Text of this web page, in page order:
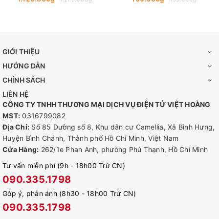
👉Tính năng đa dạng phù hợp cho nhiều nhu cầu: Bộ chuyển đổi
USB Wi-Fi Mini MW300UM cho phép bạn kết nối máy tính hoặc
laptop với mạng Wi-Fi tốc độ lên đến 300Mbps. Hơn nữa, với
tính năng Soft AP, có thể chuyển máy tính hoặc laptop thành
điểm phát sóng Wi-Fi nếu bạn đang sử dụng thiết bị dây sẵn.
Đáp ứng nhu cầu lướt web của bạn.
👉Thiết kế di động giúp thuận tiện hơn: MW300UM có thể lắp
vào bất kỳ cổng USB nào, phù hợp với bất kỳ tình huống áp
động, làm cho nó trở nên khá thuận tiện khi đi đường
GIỚI THIỆU
HƯỚNG DẪN
CHÍNH SÁCH
LIÊN HỆ
CÔNG TY TNHH THƯƠNG MẠI DỊCH VỤ ĐIỆN TỬ VIỆT HOÀNG
MST: 0316799082
Địa Chỉ: Số 85 Dường số 8, Khu dân cư Camellia, Xã Bình Hưng,
Huyện Bình Chánh, Thành phố Hồ Chí Minh, Việt Nam
Cửa Hàng: 262/1e Phan Anh, phường Phú Thạnh, Hồ Chí Minh
Tư vấn miễn phí (9h - 18h00 Trừ CN)
090.335.1798
Góp ý, phản ánh (8h30 - 18h00 Trừ CN)
090.335.1798